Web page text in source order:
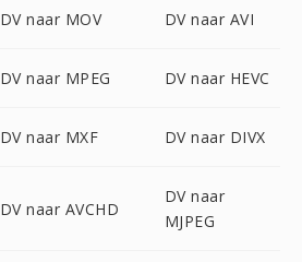
DV naar MOV DV naar AVI
DV naar MPEG DV naar HEVC
DV naar MXF DV naar DIVX
DV naar AVCHD
DV naar
MJPEG